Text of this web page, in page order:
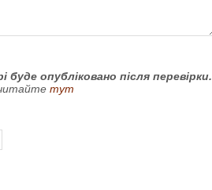
буде опубліковано після перевірки.
тут